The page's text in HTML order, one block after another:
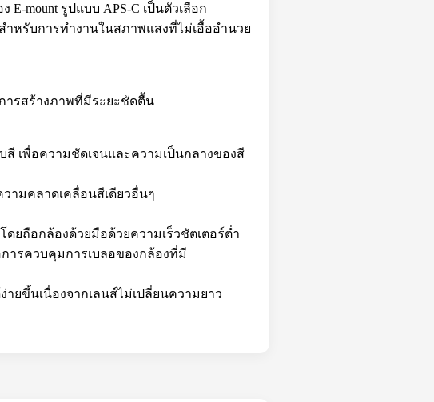
E-mount รูปแบบ APS-C เป็นตัวเลือก
หรับการทำงานในสภาพแสงที่ไม่เอื้ออำนวย
ารสร้างภาพที่มีระยะชัดตื้น
เพื่อความชัดเจนและความเป็นกลางของสี
ามคลาดเคลื่อนสีเดียวอื่นๆ
ยถือกล้องด้วยมือด้วยความเร็วชัตเตอร์ต่ำ
ารควบคุมการเบลอของกล้องที่มี
ยขึ้นเนื่องจากเลนส์ไม่เปลี่ยนความยาว